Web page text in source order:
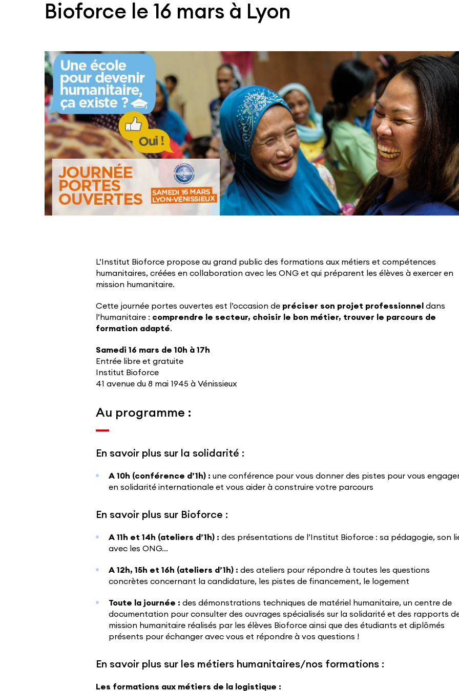
Bioforce le 16 mars à Lyon
L’Institut Bioforce propose au grand public des formations aux métiers et compétences
humanitaires, créées en collaboration avec les ONG et qui préparent les élèves à exercer en
mission humanitaire.
Cette journée portes ouvertes est l’occasion de préciser son projet professionnel dans
l’humanitaire : comprendre le secteur, choisir le bon métier, trouver le parcours de
formation adapté.
Samedi 16 mars de 10h à 17h
Entrée libre et gratuite
Institut Bioforce
41 avenue du 8 mai 1945 à Vénissieux
Au programme :
En savoir plus sur la solidarité :
A 10h (conférence d’1h) : une conférence pour vous donner des pistes pour vous
en solidarité internationale et vous aider à construire votre parcours
En savoir plus sur Bioforce :
A 11h et 14h (ateliers d’1h) : des présentations de l’Institut Bioforce : sa pédagogie, son
avec les ONG…
A 12h, 15h et 16h (ateliers d’1h) : des ateliers pour répondre à toutes les questions
concrètes concernant la candidature, les pistes de financement, le logement
Toute la journée : des démonstrations techniques de matériel humanitaire, un centre de
documentation pour consulter des ouvrages spécialisés sur la solidarité et des rapports
mission humanitaire réalisés par les élèves Bioforce ainsi que des étudiants et diplômés
présents pour échanger avec vous et répondre à vos questions !
En savoir plus sur les métiers humanitaires/nos formations :
Les formations aux métiers de la logistique :